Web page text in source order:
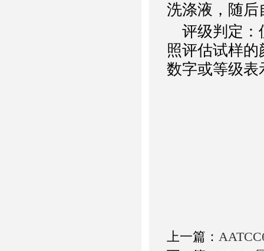
洗涤液，随后
评级判定：
照评估试样
数字或等级表
上一篇：